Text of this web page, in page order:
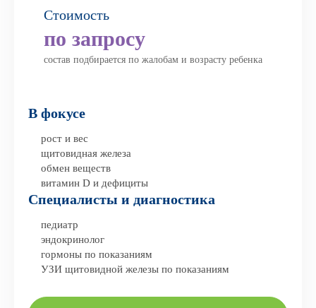
Стоимость
по запросу
состав подбирается по жалобам и возрасту ребенка
В фокусе
рост и вес
щитовидная железа
обмен веществ
витамин D и дефициты
Специалисты и диагностика
педиатр
эндокринолог
гормоны по показаниям
УЗИ щитовидной железы по показаниям